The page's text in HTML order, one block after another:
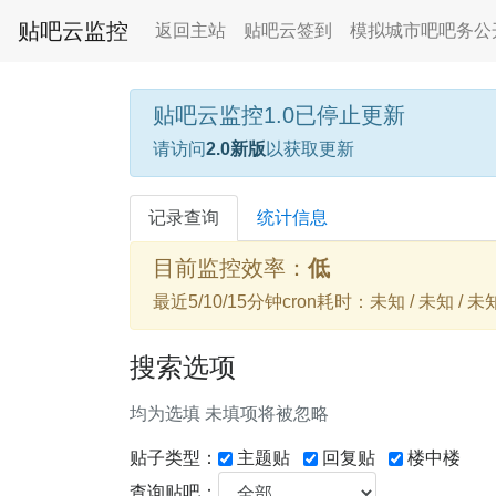
贴吧云监控 返回主站 贴吧云签到 模拟城市吧吧务公
贴吧云监控1.0已停止更新
请访问2.0新版 以获取更新
记录查询 统计信息
目前监控效率： 低
最近5/10/15分钟cron耗时：未知 / 未知 / 未
搜索选项
均为选填 未填项将被忽略
贴子类型： 主题贴 回复贴
楼中楼
查询贴吧：